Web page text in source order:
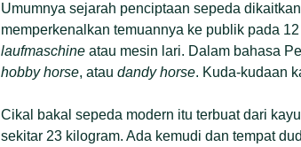
Umumnya sejarah penciptaan sepeda
memperkenalkan temuannya ke publik pada
laufmaschine atau mesin lari. Dalam bahasa
hobby horse, atau dandy horse. Kuda-kudaan
Cikal bakal sepeda modern itu terbuat dari
sekitar 23 kilogram. Ada kemudi dan tempat